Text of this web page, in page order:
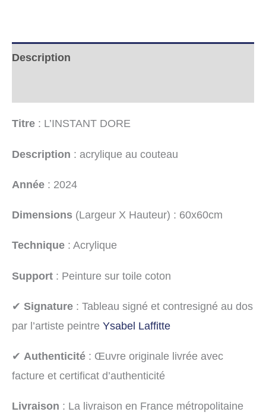
Description
Titre : L’INSTANT DORE
Description : acrylique au couteau
Année : 2024
Dimensions (Largeur X Hauteur) : 60x60cm
Technique : Acrylique
Support : Peinture sur toile coton
✔ Signature : Tableau signé et contresigné au dos
par l’artiste peintre Ysabel Laffitte
✔ Authenticité : Œuvre originale livrée avec
facture et certificat d’authenticité
Livraison : La livraison en France métropolitaine